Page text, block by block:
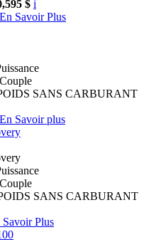
$ i
En Savoir Plus
Couple
SANS CARBURANT
En Savoir plus
Couple
SANS CARBURANT
Savoir Plus